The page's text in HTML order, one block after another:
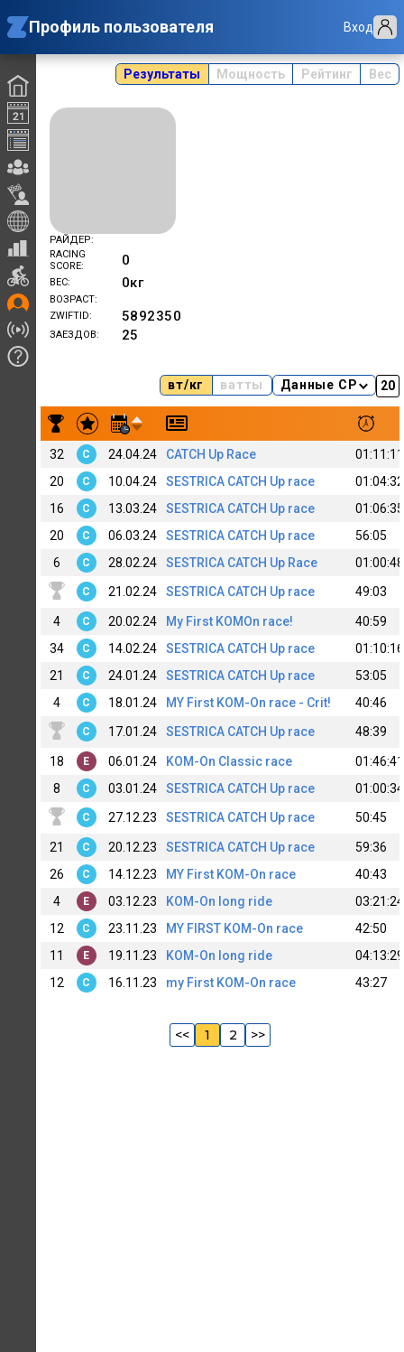
Профиль пользователя Вход
Результаты Мощность Рейтинг Вес
РАЙДЕР
RACING
SCORE
0
ВЕС 0кг
ВОЗРАСТ
ZWIFTID
5892350
ЗАЕЗДОВ 25
вт/кг ватты Данные CP
Результаты заездов Aleksandr Abakumov 120
32 C 24.04.24 CATCH Up Race
01:11:11
20
C 10.04.24 SESTRICA CATCH Up race
01:04:32
16
C 13.03.24 SESTRICA CATCH Up race
01:06:35
20
C 06.03.24 SESTRICA CATCH Up race
56:05
6
C 28.02.24 SESTRICA CATCH Up Race 01:00:48
C 21.02.24 SESTRICA CATCH Up race 49:03
4 C 20.02.24 My First KOMOn race!
40:59
34
C 14.02.24 SESTRICA CATCH Up race
01:10:16
21
C 24.01.24 SESTRICA CATCH Up race
53:05
4
C 18.01.24 MY First KOM-On race - Crit! 40:46
C 17.01.24 SESTRICA CATCH Up race 48:39
18 E 06.01.24 KOM-On Classic race
01:46:41
8
C 03.01.24 SESTRICA CATCH Up race 01:00:34
C 27.12.23 SESTRICA CATCH Up race 50:45
21 C 20.12.23 SESTRICA CATCH Up race
59:36
26
C 14.12.23 MY First KOM-On race
40:43
4
E 03.12.23 KOM-On long ride
03:21:24
12
C 23.11.23 MY FIRST KOM-On race
42:50
11
E 19.11.23 KOM-On long ride
04:13:29
12
C 16.11.23 my First KOM-On race 43:27
<< 1 2 >>